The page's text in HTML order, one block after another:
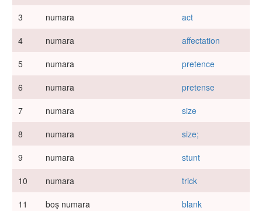
3
numara
act
4
numara
affectation
5
numara
pretence
6
numara
pretense
7
numara
size
8
numara
size;
9
numara
stunt
10
numara
trick
11
boş numara
blank